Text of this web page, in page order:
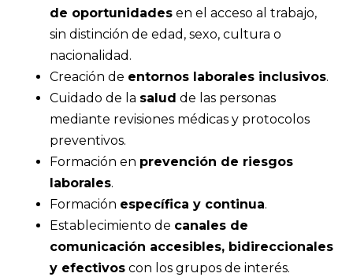
de oportunidades en el acceso al trabajo,
sin distinción de edad, sexo, cultura o
nacionalidad.
Creación de entornos laborales inclusivos.
Cuidado de la salud de las personas
mediante revisiones médicas y protocolos
preventivos.
Formación en prevención de riesgos
laborales.
Formación específica y continua.
Establecimiento de canales de
comunicación accesibles, bidireccionales
y efectivos con los grupos de interés.